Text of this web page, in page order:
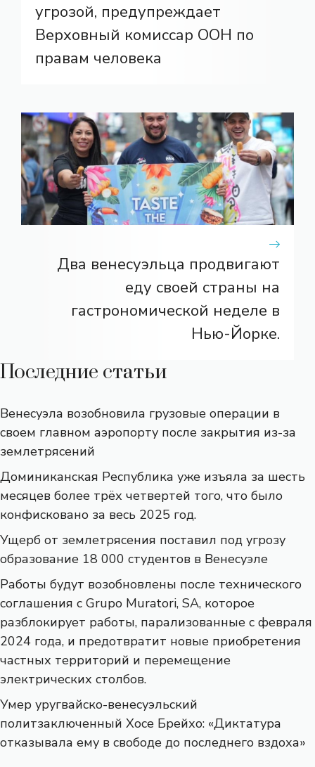
угрозой, предупреждает
Верховный комиссар ООН по
правам человека
Два венесуэльца продвигают
еду своей страны на
гастрономической неделе в
Нью-Йорке.
Последние статьи
Венесуэла возобновила грузовые операции в
своем главном аэропорту после закрытия из-за
землетрясений
Доминиканская Республика уже изъяла за шесть
месяцев более трёх четвертей того, что было
конфисковано за весь 2025 год.
Ущерб от землетрясения поставил под угрозу
образование 18 000 студентов в Венесуэле
Работы будут возобновлены после технического
соглашения с Grupo Muratori, SA, которое
разблокирует работы, парализованные с февраля
2024 года, и предотвратит новые приобретения
частных территорий и перемещение
электрических столбов.
Умер уругвайско-венесуэльский
политзаключенный Хосе Брейхо: «Диктатура
отказывала ему в свободе до последнего вздоха»